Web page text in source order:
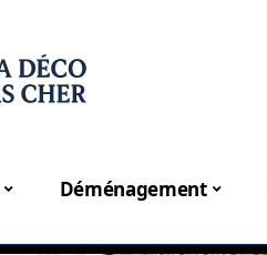
Déménagement